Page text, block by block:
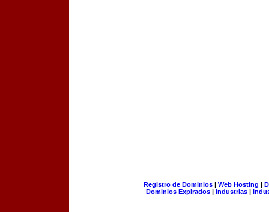
Registro de Dominios| Web Hosting |
Dominios Expirados | Industrias |